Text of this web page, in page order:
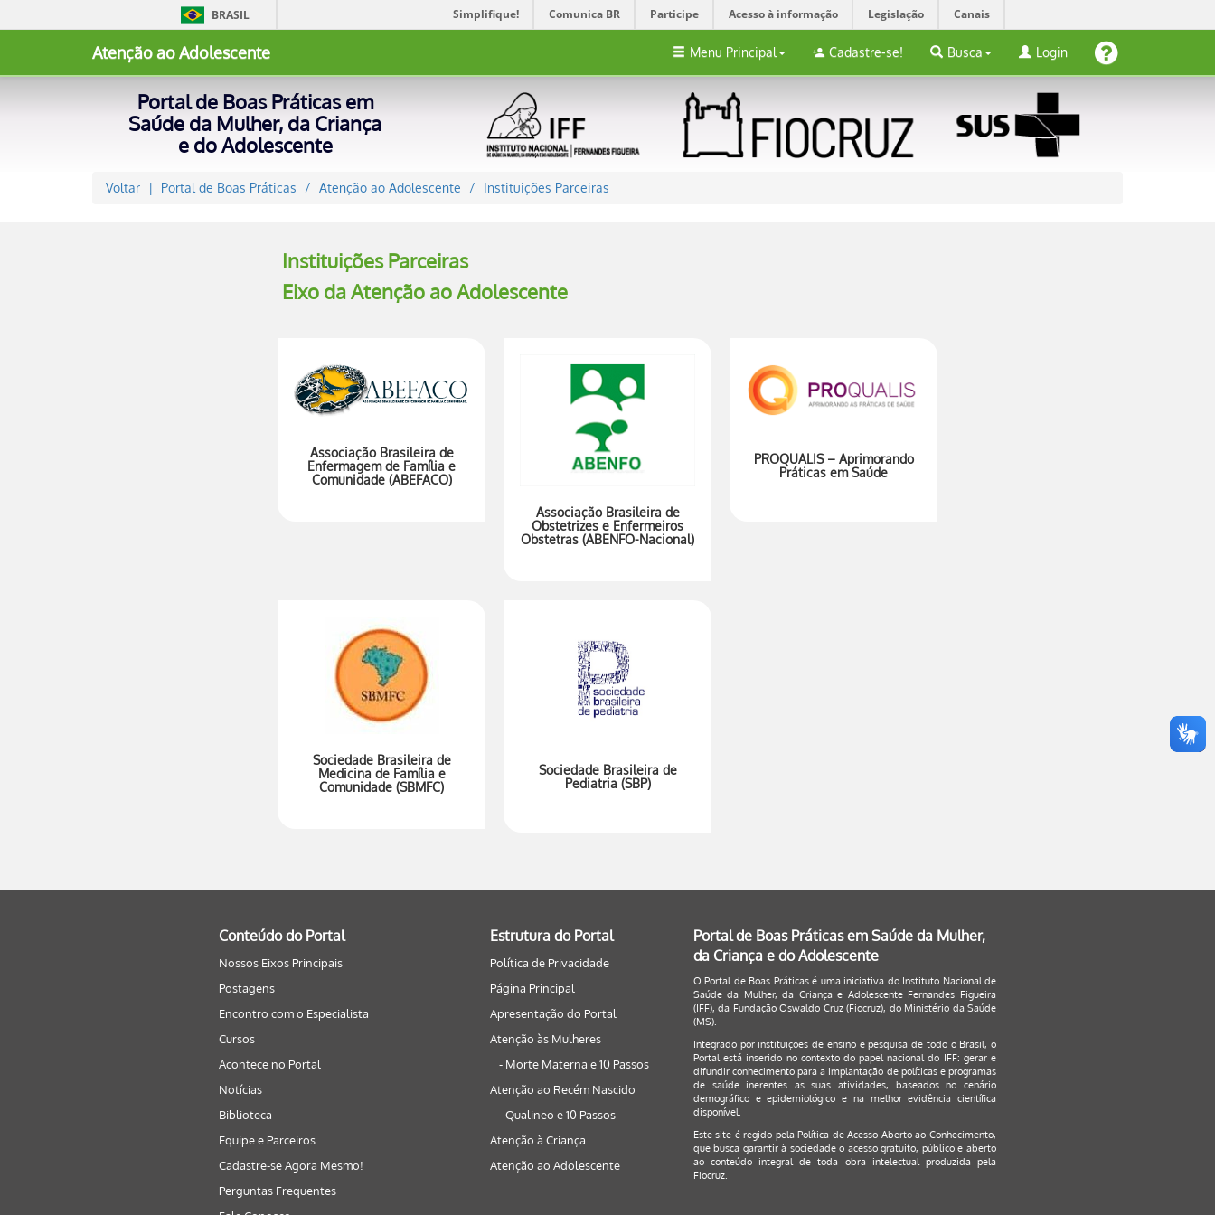
BRASIL Simplifique! Comunica BR Participe Acesso à informação Legislação Canais
Atenção ao Adolescente Menu Principal Cadastre-se! Busca Login
Portal de Boas Práticas em
Saúde da Mulher, da Criança
e do Adolescente
Voltar Portal de Boas Práticas Atenção ao Adolescente Instituições Parceiras
Instituições Parceiras
Eixo da Atenção ao Adolescente
Associação Brasileira de
Enfermagem de Família e
Comunidade (ABEFACO)
Associação Brasileira de
Obstetrizes e Enfermeiros
Obstetras (ABENFO-Nacional)
PROQUALIS – Aprimorando
Práticas em Saúde
Sociedade Brasileira de
Medicina de Família e
Comunidade (SBMFC)
Sociedade Brasileira de
Pediatria (SBP)
Conteúdo do Portal
Nossos Eixos Principais
Postagens
Encontro com o Especialista
Cursos
Acontece no Portal
Notícias
Biblioteca
Equipe e Parceiros
Cadastre-se Agora Mesmo!
Perguntas Frequentes
Estrutura do Portal
Política de Privacidade
Página Principal
Apresentação do Portal
Atenção às Mulheres
- Morte Materna e 10 Passos
Atenção ao Recém Nascido
- Qualineo e 10 Passos
Atenção à Criança
Atenção ao Adolescente
Portal de Boas Práticas em Saúde da Mulher,
da Criança e do Adolescente
O Portal de Boas Práticas é uma iniciativa do Instituto Nacional de
Saúde da Mulher, da Criança e Adolescente Fernandes Figueira
(IFF), da Fundação Oswaldo Cruz (Fiocruz), do Ministério da Saúde
(MS).
Integrado por instituições de ensino e pesquisa de todo o Brasil, o
Portal está inserido no contexto do papel nacional do IFF: gerar e
difundir conhecimento para a implantação de políticas e programas
de saúde inerentes as suas atividades, baseados no cenário
demográfico e epidemiológico e na melhor evidência científica
disponível.
Este site é regido pelaPolítica de Acesso Aberto ao Conhecimento,
que busca garantir à sociedade o acesso gratuito, público e aberto
ao conteúdo integral de toda obra intelectual produzida pela
Fiocruz.